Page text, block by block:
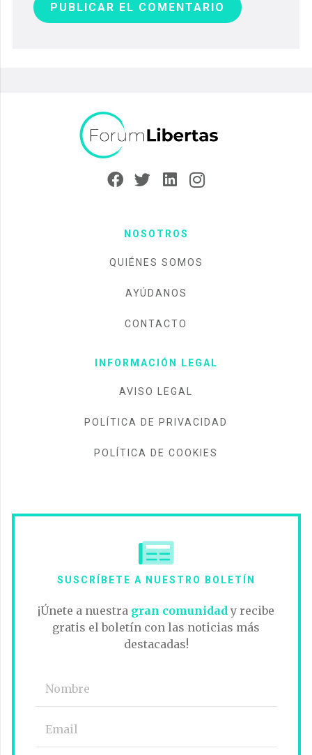
PUBLICAR EL COMENTARIO
NOSOTROS
QUIÉNES SOMOS
AYÚDANOS
CONTACTO
INFORMACIÓN LEGAL
AVISO LEGAL
POLÍTICA DE PRIVACIDAD
POLÍTICA DE COOKIES
SUSCRÍBETE A NUESTRO BOLETÍN
¡Únete a nuestra gran comunidady recibe
gratis el boletín con las noticias más
destacadas!